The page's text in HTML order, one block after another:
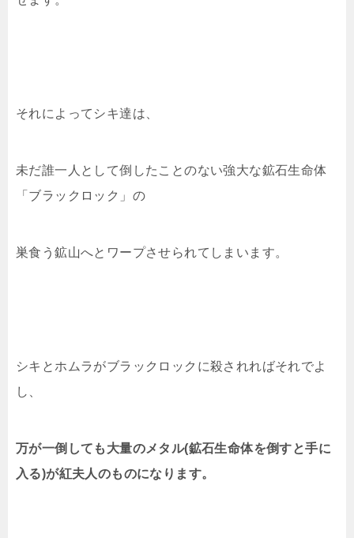
それによってシキ達は、
未だ誰一人として倒したことのない強大な鉱石生命体
「ブラックロック」の
巣食う鉱山へとワープさせられてしまいます。
シキとホムラがブラックロックに殺されればそれでよ
し、
万が一倒しても大量のメタル(鉱石生命体を倒すと手に
入る)が紅夫人のものになります。